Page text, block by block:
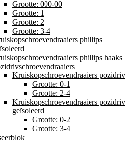
Grootte: 000-00
Grootte: 1
Grootte: 2
Grootte: 3-4
phillips
phillips haaks
Kruiskopschroevendraaiers pozidriv
Grootte: 0-1
Grootte: 2-4
Kruiskopschroevendraaiers pozidriv
geïsoleerd
Grootte: 0-2
Grootte: 3-4